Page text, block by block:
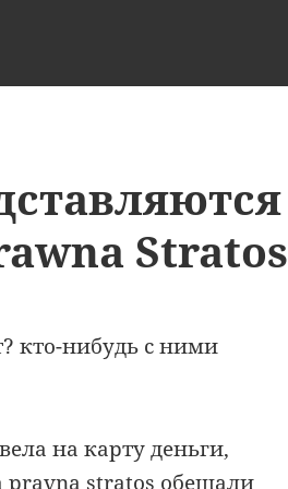
Stratos
кто-нибудь с ними
на карту деньги,
stratos обещали